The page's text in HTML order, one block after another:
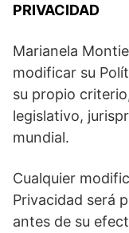
PRIVACIDAD
Marianela
modificar su
su propio
legislativo,
mundial.
Cualquier
Privacidad será
antes de su